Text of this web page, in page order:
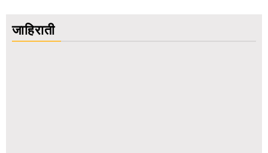
जाहिराती